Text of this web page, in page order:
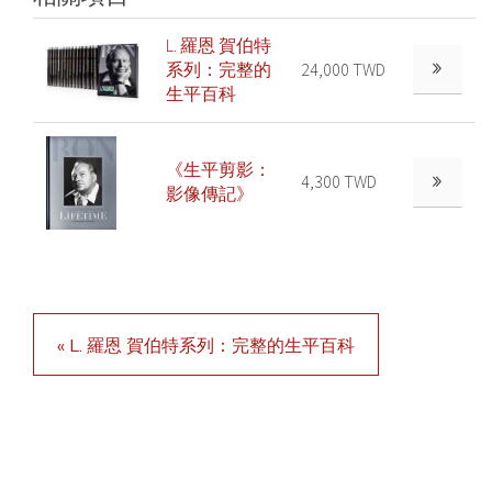
L. 羅恩 賀伯特
系列：完整的
生平百科
24,000 TWD
《生平剪影：
影像傳記》
4,300 TWD
« L. 羅恩 賀伯特系列：完整的生平百科